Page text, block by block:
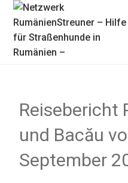
Reisebericht
und Bacău
September